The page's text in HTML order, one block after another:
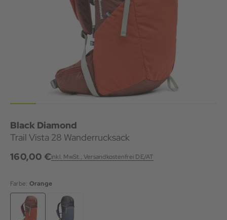
Black Diamond
Trail Vista 28 Wanderrucksack
160,00 €inkl. MwSt., Versandkostenfrei DE/AT
Farbe: Orange